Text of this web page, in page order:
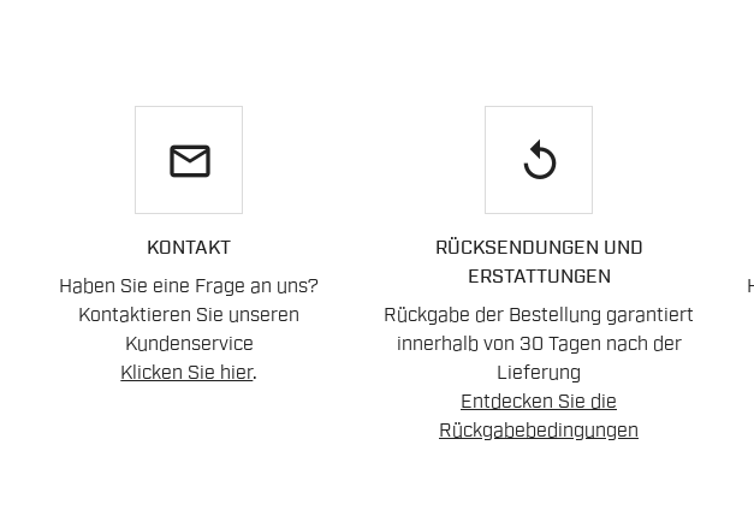
email
KONTAKT
Haben Sie eine Frage an uns?
Kontaktieren Sie unseren
Kundenservice
Klicken Sie hier.
replay
RÜCKSENDUNGEN UND
ERSTATTUNGEN
Rückgabe der Bestellung garantiert
innerhalb von 30 Tagen nach der
Lieferung
Entdecken Sie die
Rückgabebedingungen